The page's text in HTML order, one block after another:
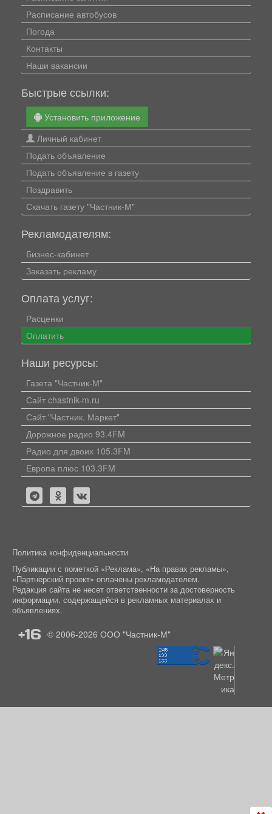
Расписание автобусов
Погода
Контакты
Наши вакансии
Быстрые ссылки:
Установить приложение
Личный кабинет
Подать объявление
Подать объявление в газету
Поздравить
Скачать газету "Частник-М"
Рекламодателям:
Бизнес-кабинет
Заказать рекламу
Оплата услуг:
Расценки
Оплатить
Наши ресурсы:
Газета "Частник-М"
Сайт chastnik-m.ru
Сайт "Частник. Маркет"
Дорожное радио 93.4FM
Радио для двоих 105.3FM
Европа плюс 103.3FM
Политика конфиденциальности
Публикации с пометкой «Реклама», «На правах рекламы»,
«Партнёрский проект» оплачены рекламодателем.
Редакция сайта не несет ответственности за достоверность
информации, содержащейся в рекламных материалах и
объявлениях.
+16 © 2006-2026 ООО "Частник-М"